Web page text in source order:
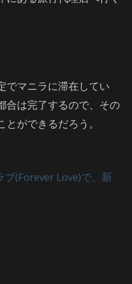
でマニラに滞在してい
合は完了するので、その
ができるだろう。
(Forever Love)で、新